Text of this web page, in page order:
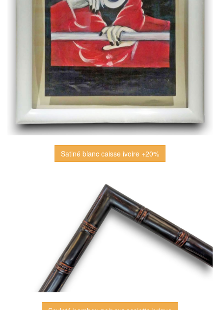
Satiné blanc caisse ivoire +20%